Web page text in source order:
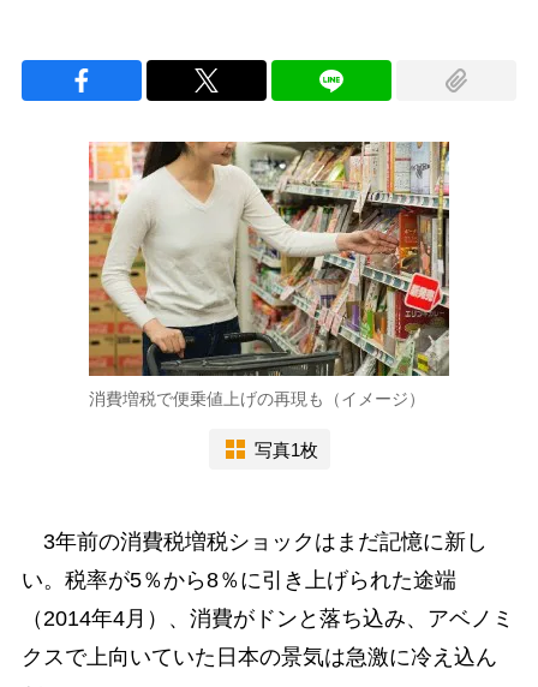
消費増税で便乗値上げの再現も（イメージ）
写真1枚
3年前の消費税増税ショックはまだ記憶に新し
い。税率が5％から8％に引き上げられた途端
（2014年4月）、消費がドンと落ち込み、アベノミ
クスで上向いていた日本の景気は急激に冷え込ん